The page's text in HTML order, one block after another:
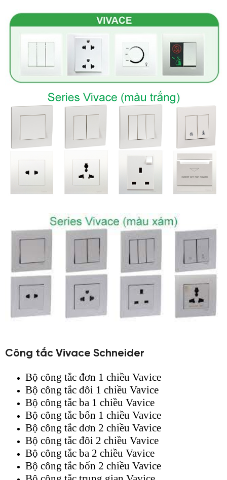
Công tắc Vivace Schneider
Bộ công tắc đơn 1 chiều Vavice
Bộ công tắc đôi 1 chiều Vavice
Bộ công tắc ba 1 chiều Vavice
Bộ công tắc bốn 1 chiều Vavice
Bộ công tắc đơn 2 chiều Vavice
Bộ công tắc đôi 2 chiều Vavice
Bộ công tắc ba 2 chiều Vavice
Bộ công tắc bốn 2 chiều Vavice